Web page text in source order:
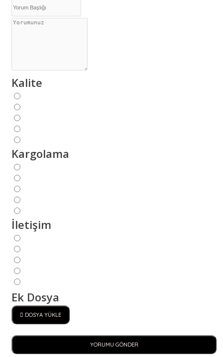
Kalite
Kargolama
İletişim
Ek Dosya
DOSYA YÜKLE
YORUMU GÖNDER